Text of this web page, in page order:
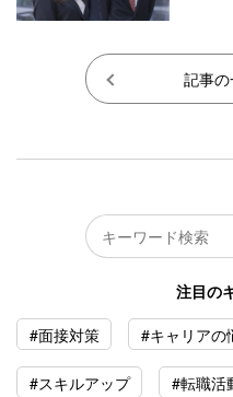
記事
注目の
#面接対策
#キャリアの
#スキルアップ #転職活